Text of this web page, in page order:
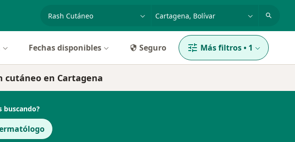
especialidad, enfermedad o nombre
Fechas disponibles Seguro Más filtros• 1
cutáneo en Cartagena
buscando?